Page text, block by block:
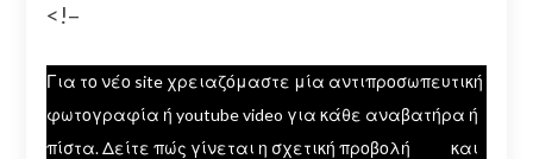
<!–
Για το νέο site χρειαζόμαστε μία αντιπροσωπευτική
φωτογραφία ή youtube video για κάθε αναβατήρα ή
πίστα. Δείτε πώς γίνεται η σχετική προβολή
και